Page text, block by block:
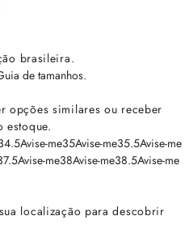
brasileira.
de tamanhos.
opções similares ou receber
estoque.
Avise-me35Avise-me35.5Avise-me
Avise-me38Avise-me38.5Avise-me
localização para descobrir